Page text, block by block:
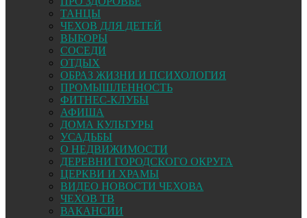
ТАНЦЫ
ЧЕХОВ ДЛЯ ДЕТЕЙ
ВЫБОРЫ
СОСЕДИ
ОТДЫХ
ОБРАЗ ЖИЗНИ И ПСИХОЛОГИЯ
ПРОМЫШЛЕННОСТЬ
ФИТНЕС-КЛУБЫ
АФИША
ДОМА КУЛЬТУРЫ
УСАДЬБЫ
О НЕДВИЖИМОСТИ
ДЕРЕВНИ ГОРОДСКОГО ОКРУГА
ЦЕРКВИ И ХРАМЫ
ВИДЕО НОВОСТИ ЧЕХОВА
ЧЕХОВ ТВ
ВАКАНСИИ